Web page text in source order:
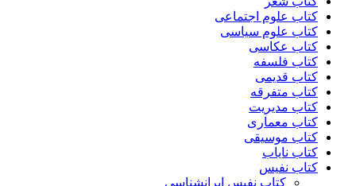
کتاب علوم اجتماعی
کتاب علوم سیاسی
کتاب عکاسی
کتاب فلسفه
کتاب قدیمی
کتاب متفرقه
کتاب مدیریت
کتاب معماری
کتاب موسیقی
کتاب نایاب
کتاب نفیس
کتاب نفیس ایرانشناسی